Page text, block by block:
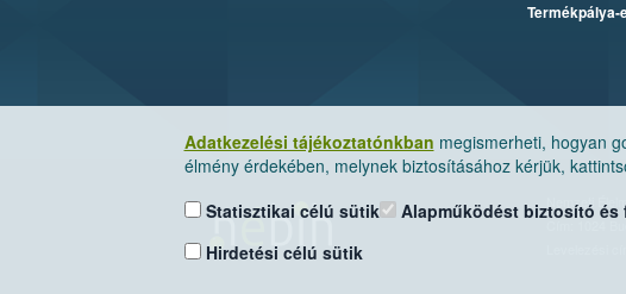
Adatkezelési tájékoztatónkban megismerheti, hogyan
élmény érdekében, melynek biztosításához kérjük,
Statisztikai célú sütik
Hirdetési célú sütik
Alapműködést biztosító
Termékpálya-
Nemzeti